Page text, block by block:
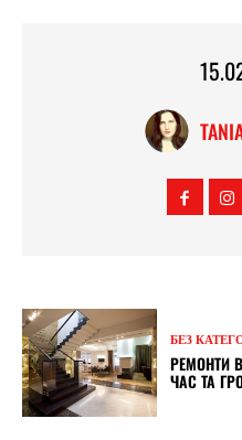
БЕЗ
РЕМОНТИ
ЧАС ТА